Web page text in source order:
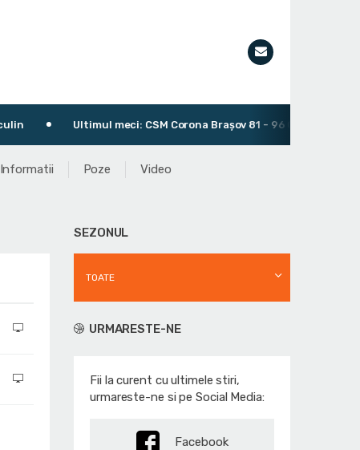
Ultimul meci: CSM Corona Braşov 81 - 96 CSM Târgu Mureș
Informatii Poze Video
SEZONUL
TOATE
URMARESTE-NE
Fii la curent cu ultimele stiri,
urmareste-ne si pe Social Media:
Facebook